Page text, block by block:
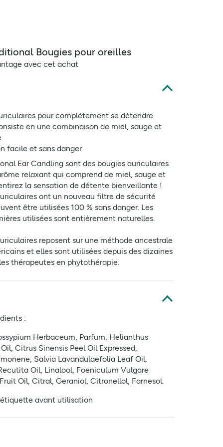
Bougies pour oreilles
avec cet achat
pour complètement se détendre
en une combinaison de miel, sauge et
facile et sans danger
Ear Candling sont des bougies auriculaires
relaxant qui comprend de miel, sauge et
la sensation de détente bienveillante !
ont un nouveau filtre de sécurité
être utilisées 100 % sans danger. Les
utilisées sont entièrement naturelles.
reposent sur une méthode ancestrale
et elles sont utilisées depuis des dizaines
thérapeutes en phytothérapie.
:
Herbaceum, Parfum, Helianthus
Citrus Sinensis Peel Oil Expressed,
Salvia Lavandulaefolia Leaf Oil,
Oil, Linalool, Foeniculum Vulgare
Oil, Citral, Geraniol, Citronellol, Farnesol.
avant utilisation